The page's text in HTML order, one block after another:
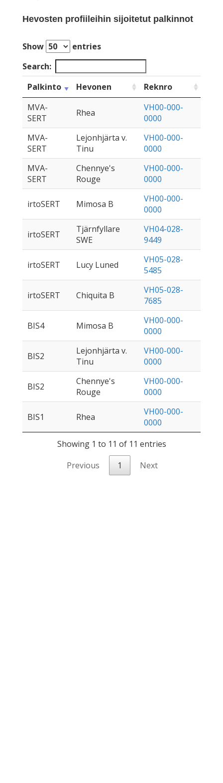
Hevosten profiileihin sijoitetut palkinnot
Show
entries
Search:
Palkinto
Hevonen
Reknro
MVA-
SERT
Rhea
VH00-000-
0000
MVA-
SERT
Lejonhjärta v.
Tinu
VH00-000-
0000
MVA-
SERT
Chennye's
Rouge
VH00-000-
0000
irtoSERT Mimosa B
VH00-000-
0000
irtoSERT
Tjärnfyllare
SWE
VH04-028-
9449
irtoSERT Lucy Luned
VH05-028-
5485
irtoSERT Chiquita B
VH05-028-
7685
BIS4 Mimosa B
VH00-000-
0000
BIS2
Lejonhjärta v.
Tinu
VH00-000-
0000
BIS2
Chennye's
Rouge
VH00-000-
0000
BIS1 Rhea
VH00-000-
0000
Showing 1 to 11 of 11 entries
Previous
1 Next